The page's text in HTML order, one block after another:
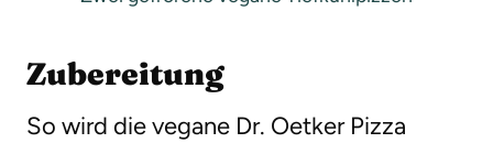
Zubereitung
So wird die vegane Dr. Oetker Pizza